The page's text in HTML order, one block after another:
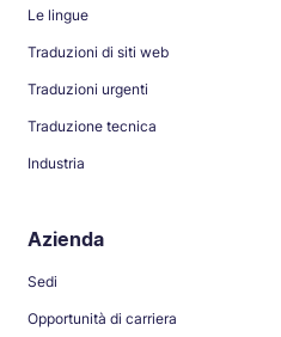
Le lingue
Traduzioni di siti web
Traduzioni urgenti
Traduzione tecnica
Industria
Azienda
Sedi
Opportunità di carriera